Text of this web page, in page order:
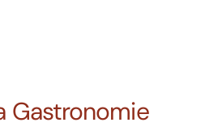
Gastronomie